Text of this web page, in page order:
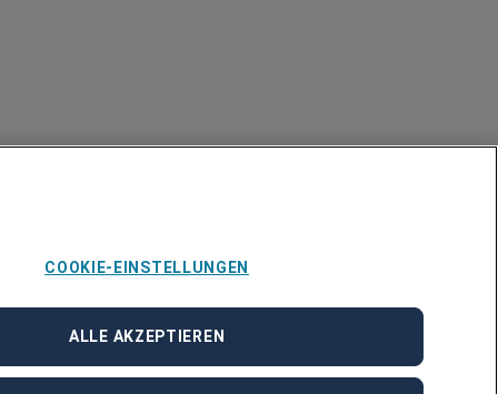
COOKIE-EINSTELLUNGEN
ALLE AKZEPTIEREN